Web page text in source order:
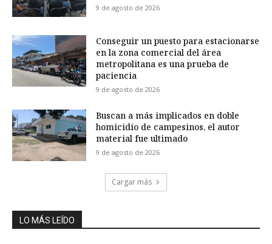
9 de agosto de 2026
Conseguir un puesto para estacionarse
en la zona comercial del área
metropolitana es una prueba de
paciencia
9 de agosto de 2026
Buscan a más implicados en doble
homicidio de campesinos, el autor
material fue ultimado
9 de agosto de 2026
Cargar más
LO MÁS LEÍDO